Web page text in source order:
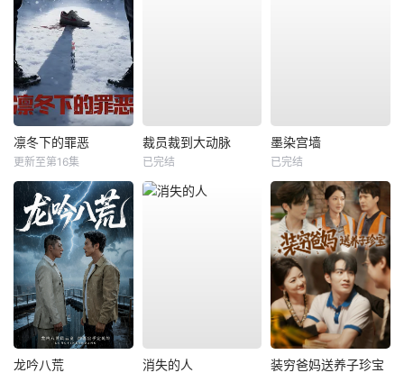
凛冬下的罪恶
更新至第16集
裁员裁到大动脉
已完结
墨染宫墙
已完结
龙吟八荒 消失的人 装穷爸妈送养子珍宝